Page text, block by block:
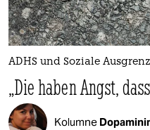
ADHS und Soziale
„Die haben Angst,
Kolumne